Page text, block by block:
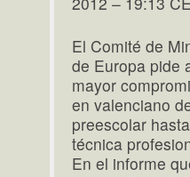
El Comité de
de Europa pide
mayor
en valenciano
preescolar
técnica
En el informe